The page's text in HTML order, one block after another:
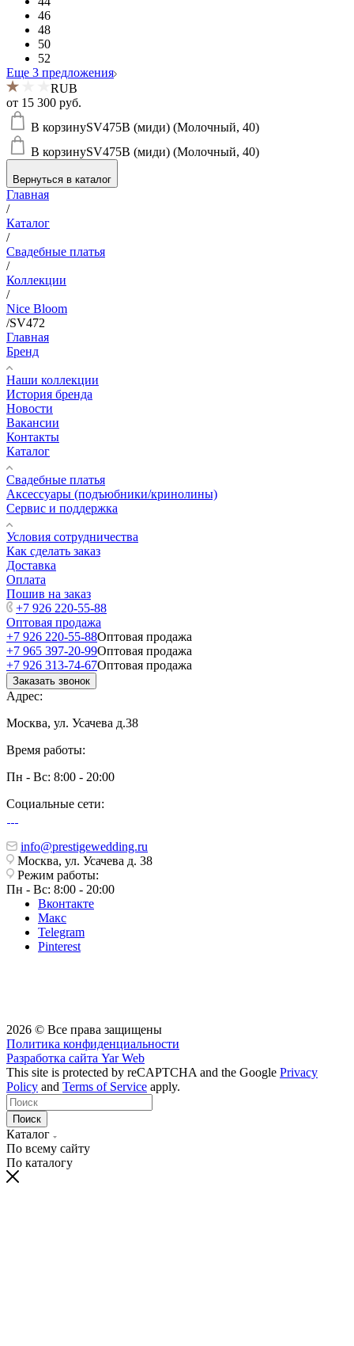
46
48
50
52
Еще 3 предложения
RUB
от 15 300 руб.
В корзинуSV475B (миди) (Молочный, 40)
В корзинуSV475B (миди) (Молочный, 40)
Вернуться в каталог
Главная
/
Каталог
/
Свадебные платья
/
Коллекции
/
Nice Bloom
/SV472
Главная
Бренд
Наши коллекции
История бренда
Новости
Вакансии
Контакты
Каталог
Свадебные платья
Аксессуары (подъюбники/кринолины)
Сервис и поддержка
Условия сотрудничества
Как сделать заказ
Доставка
Оплата
Пошив на заказ
+7 926 220-55-88
Оптовая продажа
+7 926 220-55-88Оптовая продажа
+7 965 397-20-99Оптовая продажа
+7 926 313-74-67Оптовая продажа
Заказать звонок
Адрес:
Москва, ул. Усачева д.38
Время работы:
Пн - Вс: 8:00 - 20:00
Социальные сети:
info@prestigewedding.ru
Москва, ул. Усачева д. 38
Режим работы:
Пн - Вс: 8:00 - 20:00
Вконтакте
Макс
Telegram
Pinterest
2026 © Все права защищены
Политика конфиденциальности
Разработка сайта Yar Web
This site is protected by reCAPTCHA and the Google Privacy
Policy and Terms of Service apply.
Поиск
Каталог
По всему сайту
По каталогу